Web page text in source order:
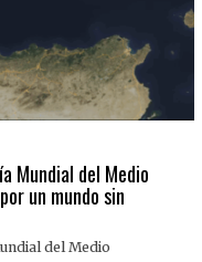
Mundial del Medio
un mundo sin
del Medio